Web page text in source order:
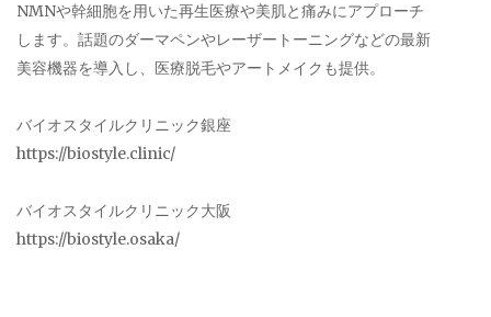
NMNや幹細胞を用いた再生医療や美肌と痛みにアプローチ
します。話題のダーマペンやレーザートーニングなどの最新
美容機器を導入し、医療脱毛やアートメイクも提供。
バイオスタイルクリニック銀座
https://biostyle.clinic/
バイオスタイルクリニック大阪
https://biostyle.osaka/